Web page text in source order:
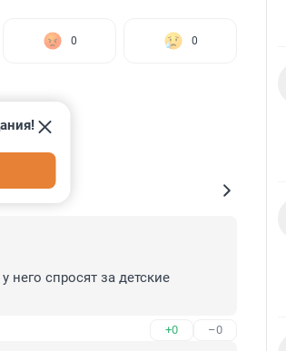
0 0
него спросят за детские
+0 –0